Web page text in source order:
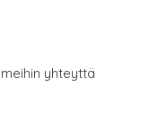
yhteyttä